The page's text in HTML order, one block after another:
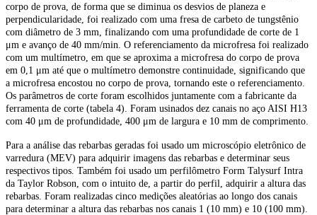
corpo de prova, de forma que se diminua os desvios de planeza e
perpendicularidade, foi realizado com uma fresa de carbeto de tungstênio
com diâmetro de 3 mm, finalizando com uma profundidade de corte de 1
μm e avanço de 40 mm/min. O referenciamento da microfresa foi realizado
com um multímetro, em que se aproxima a microfresa do corpo de prova
em 0,1 μm até que o multímetro demonstre continuidade, significando que
a microfresa encostou no corpo de prova, tornando este o referenciamento.
Os parâmetros de corte foram escolhidos juntamente com a fabricante da
ferramenta de corte (tabela 4). Foram usinados dez canais no aço AISI H13
com 40 μm de profundidade, 400 μm de largura e 10 mm de comprimento.
Para a análise das rebarbas geradas foi usado um microscópio eletrônico de
varredura (MEV) para adquirir imagens das rebarbas e determinar seus
respectivos tipos. Também foi usado um perfilômetro Form Talysurf Intra
da Taylor Robson, com o intuito de, a partir do perfil, adquirir a altura das
rebarbas. Foram realizadas cinco medições aleatórias ao longo dos canais
para determinar a altura das rebarbas nos canais 1 (10 mm) e 10 (100 mm).